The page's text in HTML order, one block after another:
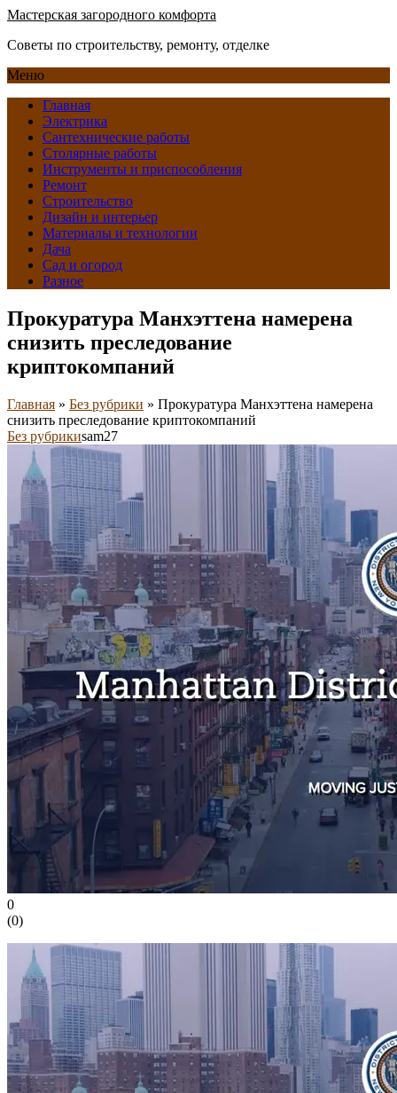
Мастерская загородного комфорта
Советы по строительству, ремонту, отделке
Меню
Главная
Электрика
Сантехнические работы
Столярные работы
Инструменты и приспособления
Ремонт
Строительство
Дизайн и интерьер
Материалы и технологии
Дача
Сад и огород
Разное
Прокуратура Манхэттена намерена
снизить преследование
криптокомпаний
Главная » Без рубрики » Прокуратура Манхэттена намерена
снизить преследование криптокомпаний
Без рубрикиsam27
0
(0)